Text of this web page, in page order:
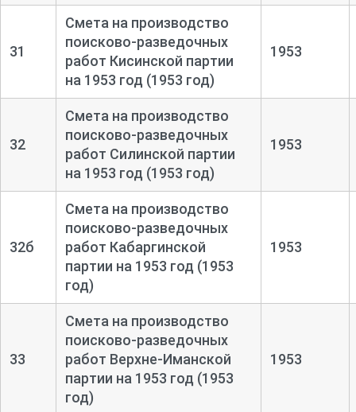
31
Смета на производство
поисково-разведочных
работ Кисинской партии
на 1953 год (1953 год)
1953
32
Смета на производство
поисково-разведочных
работ Силинской партии
на 1953 год (1953 год)
1953
32б
Смета на производство
поисково-разведочных
работ Кабаргинской
партии на 1953 год (1953
год)
1953
33
Смета на производство
поисково-разведочных
работ Верхне-Иманской
партии на 1953 год (1953
год)
1953